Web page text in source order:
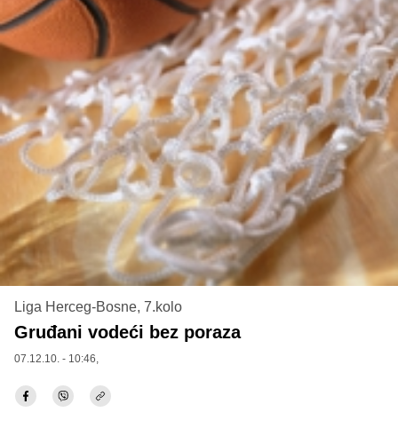
Liga Herceg-Bosne, 7.kolo
Gruđani vodeći bez poraza
07.12.10. - 10:46,